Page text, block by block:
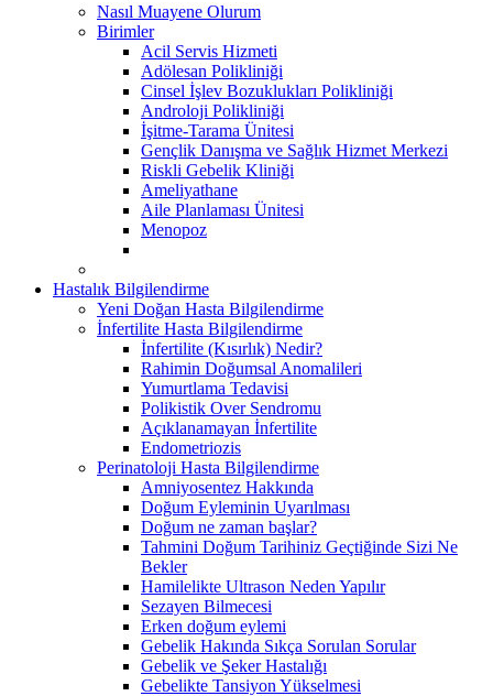
Nasıl Muayene Olurum
Birimler
Acil Servis Hizmeti
Adölesan Polikliniği
Cinsel İşlev Bozuklukları Polikliniği
Androloji Polikliniği
İşitme-Tarama Ünitesi
Gençlik Danışma ve Sağlık Hizmet Merkezi
Riskli Gebelik Kliniği
Ameliyathane
Aile Planlaması Ünitesi
Menopoz
Hastalık Bilgilendirme
Yeni Doğan Hasta Bilgilendirme
İnfertilite Hasta Bilgilendirme
İnfertilite (Kısırlık) Nedir?
Rahimin Doğumsal Anomalileri
Yumurtlama Tedavisi
Polikistik Over Sendromu
Açıklanamayan İnfertilite
Endometriozis
Perinatoloji Hasta Bilgilendirme
Amniyosentez Hakkında
Doğum Eyleminin Uyarılması
Doğum ne zaman başlar?
Tahmini Doğum Tarihiniz Geçtiğinde Sizi Ne
Bekler
Hamilelikte Ultrason Neden Yapılır
Sezayen Bilmecesi
Erken doğum eylemi
Gebelik Hakında Sıkça Sorulan Sorular
Gebelik ve Şeker Hastalığı
Gebelikte Tansiyon Yükselmesi